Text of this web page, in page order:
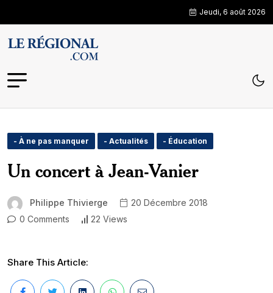
Jeudi, 6 août 2026
- À ne pas manquer - Actualités - Éducation
Un concert à Jean-Vanier
Philippe Thivierge
20 Décembre 2018
0 Comments
22 Views
Share This Article: